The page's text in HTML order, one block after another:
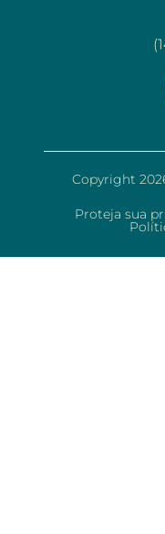
Copyright
Proteja sua